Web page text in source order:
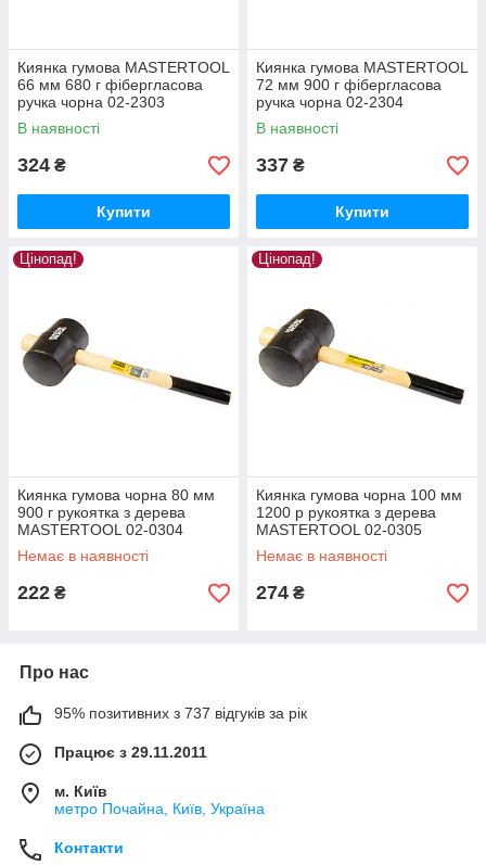
Киянка гумова MASTERTOOL
66 мм 680 г фібергласова
ручка чорна 02-2303
В наявності
324 ₴
Купити
Киянка гумова MASTERTOOL
72 мм 900 г фібергласова
ручка чорна 02-2304
В наявності
337 ₴
Купити
Цінопад!
Киянка гумова чорна 80 мм
900 г рукоятка з дерева
MASTERTOOL 02-0304
Немає в наявності
222 ₴
Цінопад!
Киянка гумова чорна 100 мм
1200 р рукоятка з дерева
MASTERTOOL 02-0305
Немає в наявності
274 ₴
Про нас
95% позитивних з 737 відгуків за рік
Працює з 29.11.2011
м. Київ
метро Почайна, Київ, Україна
Контакти